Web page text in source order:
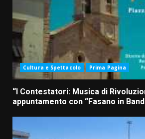
Cultura e Spettacolo Prima Pagina
“I Contestatori: Musica di
appuntamento con “Fasano in